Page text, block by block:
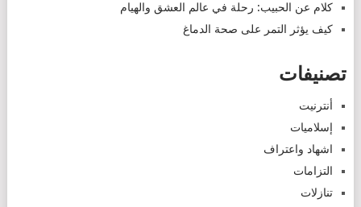
كلام عن الحبيب: رحلة في عالم العشق والهيام
كيف يؤثر التمر على صحة الدماغ
تصنيفات
أنترنيت
إسلاميات
اشهاد واعتراف
التزامات
تنازلات